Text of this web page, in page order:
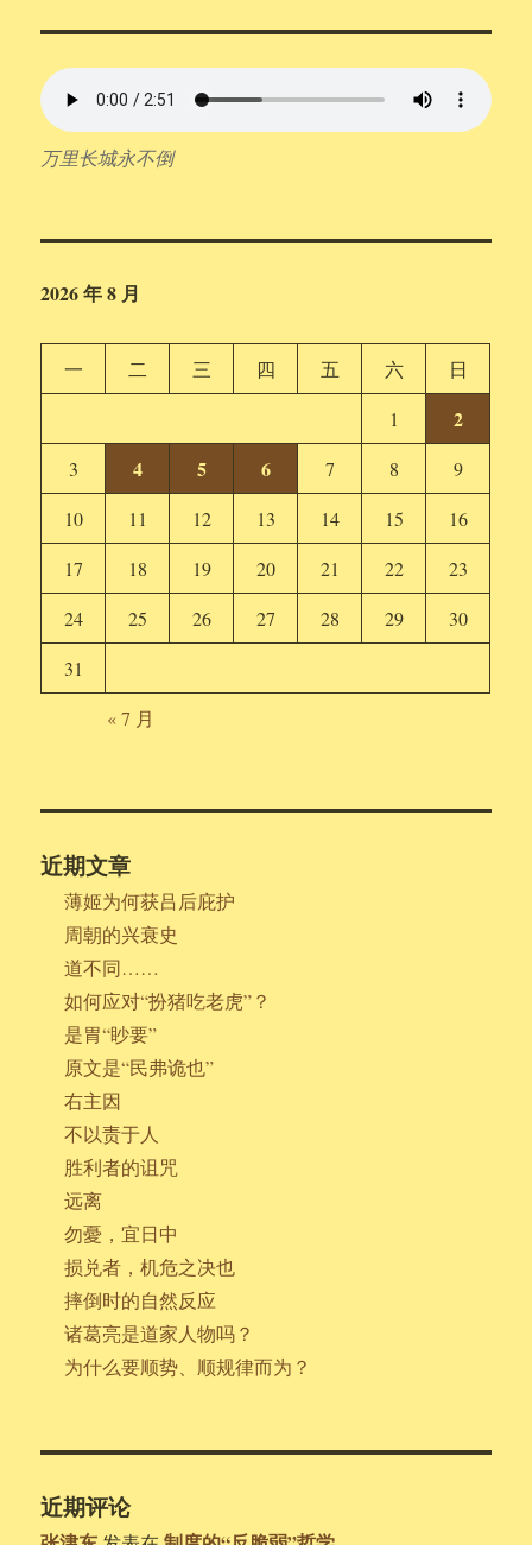
万里长城永不倒
2026 年 8 月
一 二 三 四 五 六
日
1
2
3 4 5 6 7 8
9
10
11 12 13 14 15
16
17
18 19 20 21 22
23
24
25 26 27 28 29
30
31
« 7 月
近期文章
薄姬为何获吕后庇护
周朝的兴衰史
道不同……
如何应对“扮猪吃老虎”？
是胃“眇要”
原文是“民弗诡也”
右主因
不以责于人
胜利者的诅咒
远离
勿憂，宜日中
损兑者，机危之决也
摔倒时的自然反应
诸葛亮是道家人物吗？
为什么要顺势、顺规律而为？
近期评论